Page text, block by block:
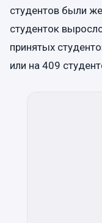
студентов были
студенток
принятых
или на 409